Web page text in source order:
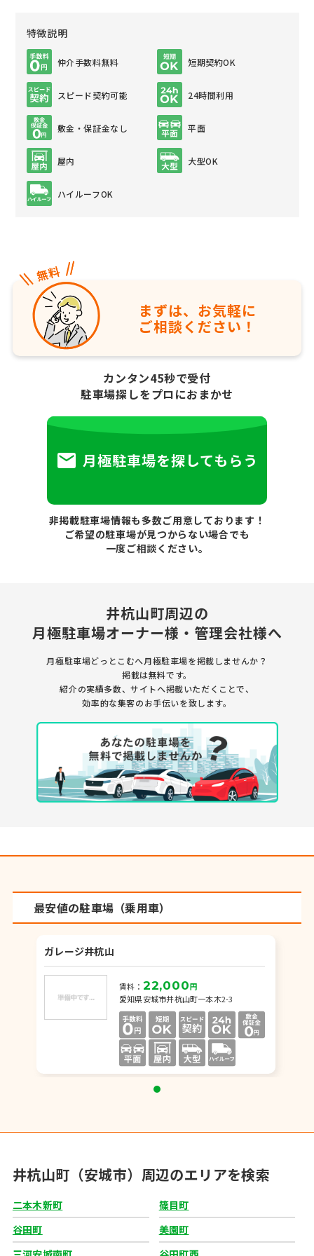
特徴説明
仲介手数料無料 短期契約OK
スピード契約可能 24時間利用
敷金・保証金なし 平面
屋内 大型OK
ハイルーフOK
まずは、お気軽に
ご相談ください！
カンタン45秒で受付
駐車場探しをプロにおまかせ
月極駐車場を探してもらう
非掲載駐車場情報も多数ご用意しております！
ご希望の駐車場が見つからない場合でも
一度ご相談ください。
井杭山町周辺の
月極駐車場オーナー様・管理会社様へ
月極駐車場どっとこむへ月極駐車場を掲載しませんか？
掲載は無料です。
紹介の実績多数、サイトへ掲載いただくことで、
効率的な集客のお手伝いを致します。
最安値の駐車場（乗用車）
ガレージ井杭山
賃料： 22,000円
愛知県安城市井杭山町一本木2-3
井杭山町（安城市）周辺のエリアを検索
二本木新町
篠目町
谷田町
美園町